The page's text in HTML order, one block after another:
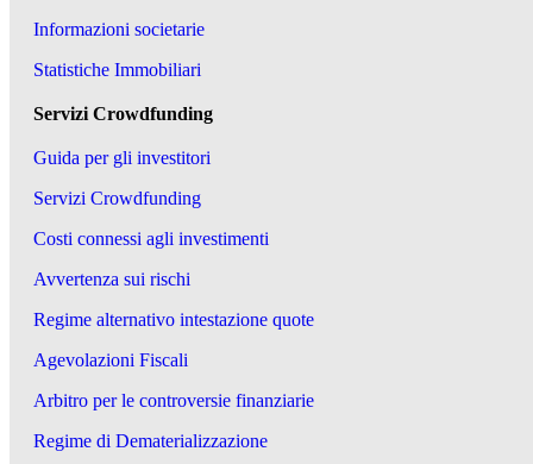
Informazioni societarie
Statistiche Immobiliari
Servizi Crowdfunding
Guida per gli investitori
Servizi Crowdfunding
Costi connessi agli investimenti
Avvertenza sui rischi
Regime alternativo intestazione quote
Agevolazioni Fiscali
Arbitro per le controversie finanziarie
Regime di Dematerializzazione